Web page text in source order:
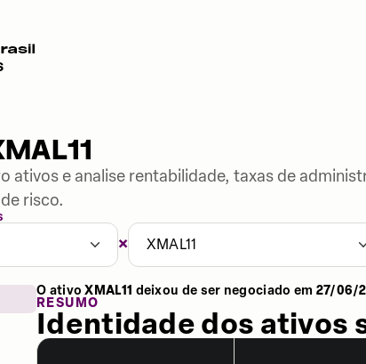
ativos e analise rentabilidade, taxas de
risco.
× XMAL11
O ativoXMAL11 deixou de ser negociado em 27/06/
RESUMO
Identidade dos ativos